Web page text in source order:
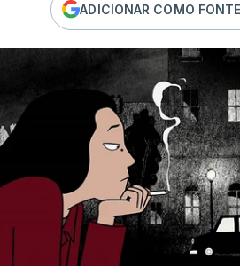
ADICIONAR COMO